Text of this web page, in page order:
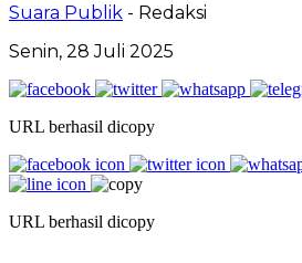
Suara Publik - Redaksi
Senin, 28 Juli 2025
URL berhasil dicopy
URL berhasil dicopy